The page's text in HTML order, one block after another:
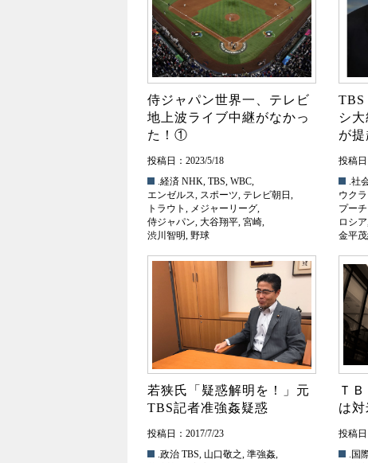
侍ジャパン世界一、テレビ
地上波ライブ中継がなかっ
た！①
投稿日：2023/5/18
.経済 NHK, TBS, WBC,
エンゼルス, スポーツ, テレビ朝日 ,
トラウト , メジャーリーグ,
侍ジャパン, 大谷翔平, 宮崎,
渋川智明, 野球
TBS
シ
が
投稿日
.社
ウク
プー
ロシア
金平
若狭氏「疑惑解明を！」元
TBS記者准強姦疑惑
投稿日：2017/7/23
.政治 TBS, 山口敬之, 準強姦,
Ｔ
は対
投稿日
.国